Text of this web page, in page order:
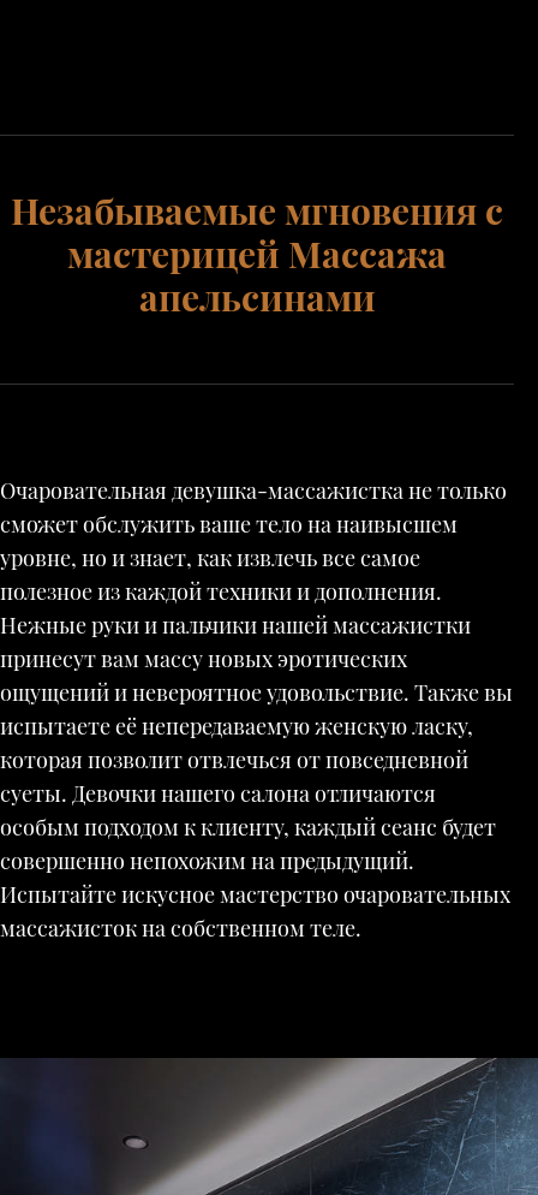
Незабываемые мгновения с
мастерицей Массажа
апельсинами
Очаровательная девушка-массажистка не только
сможет обслужить ваше тело на наивысшем
уровне, но и знает, как извлечь все самое
полезное из каждой техники и дополнения.
Нежные руки и пальчики нашей массажистки
принесут вам массу новых эротических
ощущений и невероятное удовольствие. Также вы
испытаете её непередаваемую женскую ласку,
которая позволит отвлечься от повседневной
суеты. Девочки нашего салона отличаются
особым подходом к клиенту, каждый сеанс будет
совершенно непохожим на предыдущий.
Испытайте искусное мастерство очаровательных
массажисток на собственном теле.